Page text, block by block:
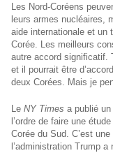
Les Nord-Coréens
leurs armes nucléaires,
aide internationale et un
Corée. Les meilleurs
autre accord significatif.
et il pourrait être
deux Corées. Mais je
Le NY Times a publié
l’ordre de faire une
Corée du Sud. C’est
l’administration Trump